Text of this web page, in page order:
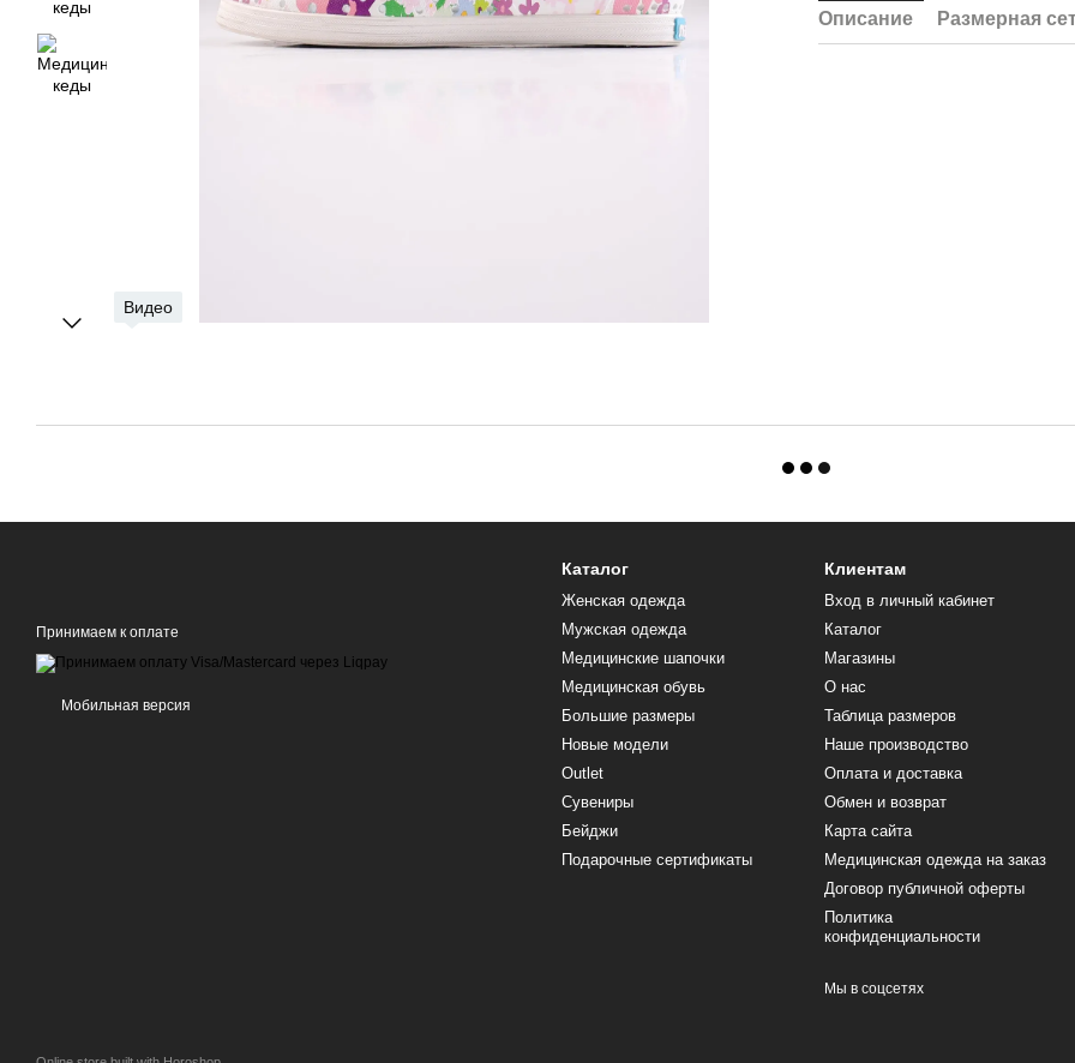
Видео
Описание Размерная
Принимаем к оплате
Мобильная версия
Каталог
Женская одежда
Мужская одежда
Медицинские шапочки
Медицинская обувь
Большие размеры
Новые модели
Outlet
Сувениры
Бейджи
Подарочные сертификаты
Клиентам
Вход в личный кабинет
Каталог
Магазины
О нас
Таблица размеров
Наше производство
Оплата и доставка
Обмен и возврат
Карта сайта
Медицинская одежда на заказ
Договор публичной оферты
Политика
конфиденциальности
Мы в соцсетях